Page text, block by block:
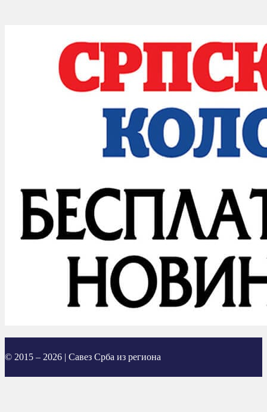
© 2015 – 2026 | Савез Срба из региона